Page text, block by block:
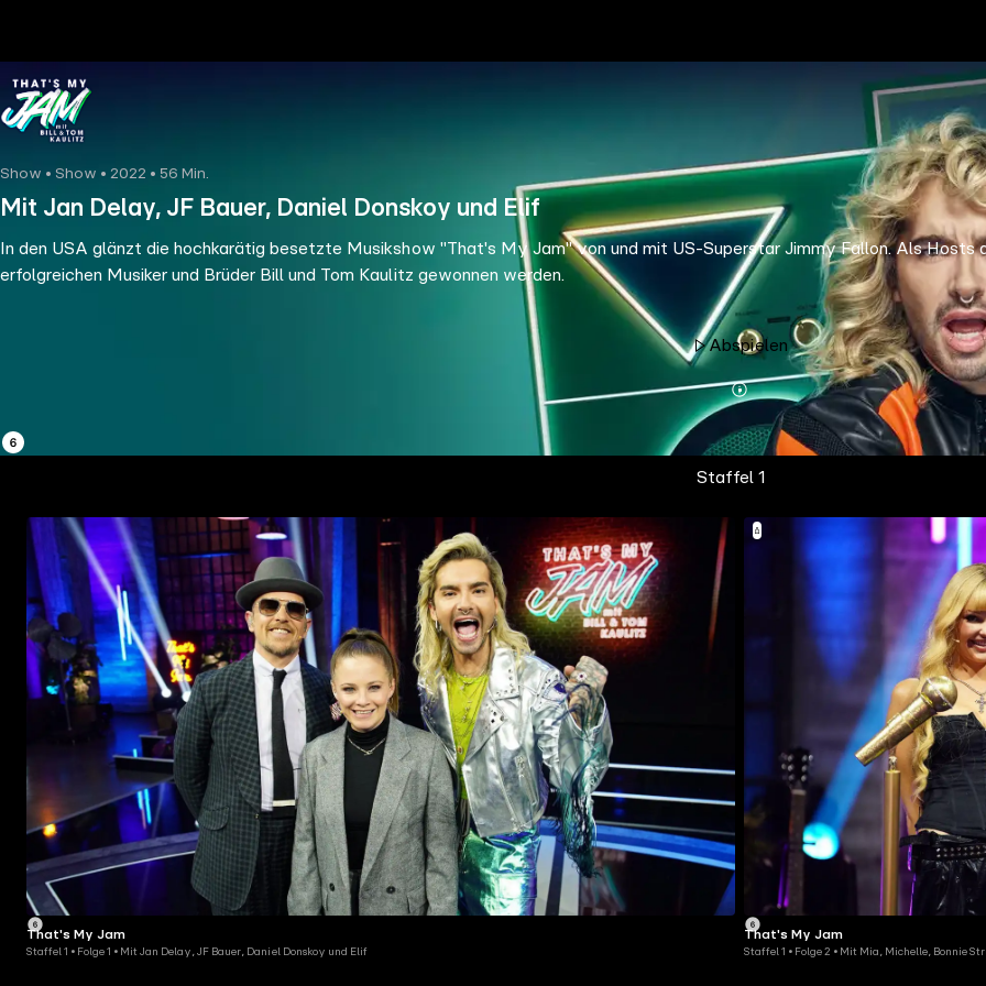
page
Show • Show • 2022 • 56 Min.
Mit Jan Delay, JF Bauer, Daniel Donskoy und Elif
In den USA glänzt die hochkarätig besetzte Musikshow "That's My Jam" von und mit US-Superstar Jimmy Fallon. Als Hosts
erfolgreichen Musiker und Brüder Bill und Tom Kaulitz gewonnen werden.
Abspielen
Mehr
Details
Staffel 1
That's My Jam
Staffel 1 • Folge 1 • Mit Jan Delay, JF Bauer, Daniel Donskoy und Elif
That's My Jam
Staffel 1 • Folge 2 • Mit Mia, Michelle, Bonnie